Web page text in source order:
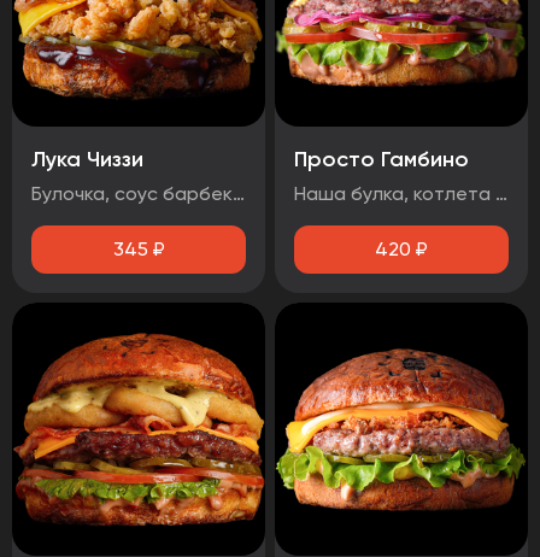
Лука Чиззи
Булочка, соус барбекю , огурец маринованный, луковые кольца, бекон, сыр чеддер, фирменная курочка в панировке
345 ₽
Просто Гамбино
Наша булка, котлета говяжья, помидор, лист салата, огурец маринованный, лук маринованный, соус барбекю, соус медово-горчичный.
420 ₽